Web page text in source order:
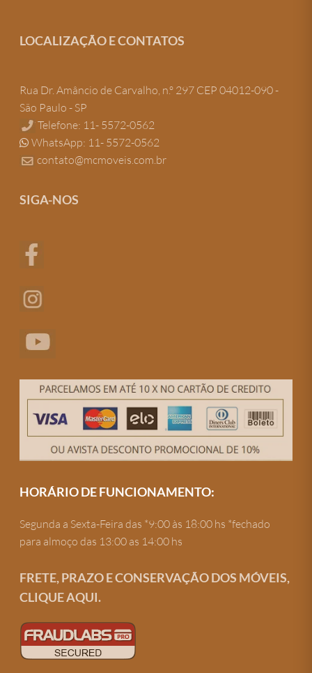
LOCALIZAÇÃO E CONTATOS
Rua Dr. Amâncio de Carvalho, n.º 297 CEP 04012-090 -
São Paulo - SP
Telefone: 11- 5572-0562
WhatsApp: 11- 5572-0562
contato@mcmoveis.com.br
SIGA-NOS
HORÁRIO DE FUNCIONAMENTO:
Segunda a Sexta-Feira das *9:00 às 18:00 hs *fechado
para almoço das 13:00 as 14:00 hs
FRETE, PRAZO E CONSERVAÇÃO DOS MÓVEIS,
CLIQUE AQUI.